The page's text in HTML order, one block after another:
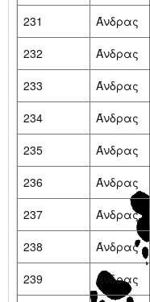
231
Άνδρας
232
Άνδρας
233
Άνδρας
234
Άνδρας
235
Άνδρας
236
Άνδρας
237
Άνδρας
238
Άνδρας
239
Άνδρας